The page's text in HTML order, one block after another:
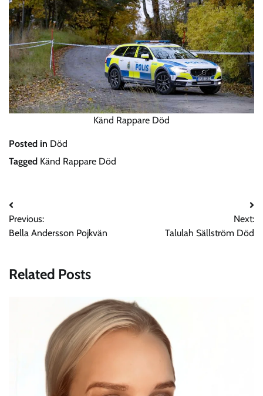
Känd Rappare Död
Posted in Död
Tagged Känd Rappare Död
Post
navigation
Previous:
Bella Andersson Pojkvän
Next:
Talulah Sällström Död
Related Posts